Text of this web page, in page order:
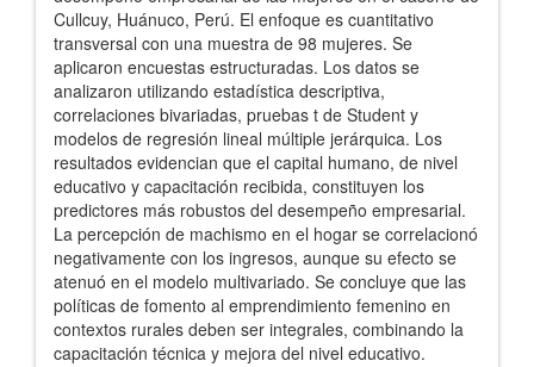
Cullcuy, Huánuco, Perú. El enfoque es cuantitativo
transversal con una muestra de 98 mujeres. Se
aplicaron encuestas estructuradas. Los datos se
analizaron utilizando estadística descriptiva,
correlaciones bivariadas, pruebas t de Student y
modelos de regresión lineal múltiple jerárquica. Los
resultados evidencian que el capital humano, de nivel
educativo y capacitación recibida, constituyen los
predictores más robustos del desempeño empresarial.
La percepción de machismo en el hogar se correlacionó
negativamente con los ingresos, aunque su efecto se
atenuó en el modelo multivariado. Se concluye que las
políticas de fomento al emprendimiento femenino en
contextos rurales deben ser integrales, combinando la
capacitación técnica y mejora del nivel educativo.